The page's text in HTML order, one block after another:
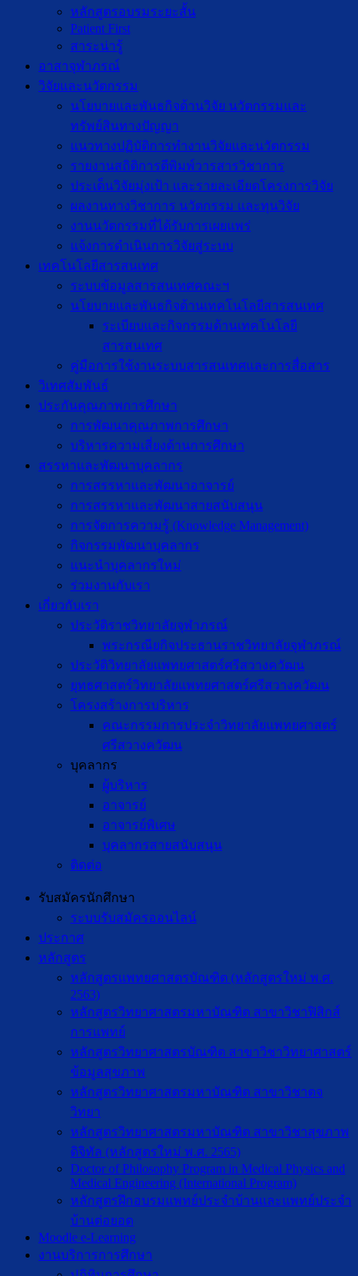
หลักสูตรอบรมระยะสั้น
Patient First
สาระน่ารู้
อาสาจุฬาภรณ์
วิจัยและนวัตกรรม
นโยบายและพันธกิจด้านวิจัย นวัตกรรมและ
ทรัพย์สินทางปัญญา
แนวทางปฏิบัติการทำงานวิจัยและนวัตกรรม
รายงานสถิติการตีพิมพ์วารสารวิชาการ
ประเด็นวิจัยมุ่งเป้า และรายละเอียดโครงการวิจัย
ผลงานทางวิชาการ นวัตกรรม และทุนวิจัย
งานนวัตกรรมที่ได้รับการเผยแพร่
แจ้งการดำเนินการวิจัยสู่ระบบ
เทคโนโลยีสารสนเทศ
ระบบข้อมูลสารสนเทศคณะฯ
นโยบายและพันธกิจด้านเทคโนโลยีสารสนเทศ
ระเบียบและกิจกรรมด้านเทคโนโลยี
สารสนเทศ
คู่มือการใช้งานระบบสารสนเทศและการสื่อสาร
วิเทศสัมพันธ์
ประกันคุณภาพการศึกษา
การพัฒนาคุณภาพการศึกษา
บริหารความเสี่ยงด้านการศึกษา
สรรหาและพัฒนาบุคลากร
การสรรหาและพัฒนาอาจารย์
การสรรหาและพัฒนาสายสนับสนุน
การจัดการความรู้ (Knowledge Management)
กิจกรรมพัฒนาบุคลากร
แนะนำบุคลากรใหม่
ร่วมงานกับเรา
เกี่ยวกับเรา
ประวัติราชวิทยาลัยจุฬาภรณ์
พระกรณียกิจประธานราชวิทยาลัยจุฬาภรณ์
ประวัติวิทยาลัยแพทยศาสตร์ศรีสวางควัฒน
ยุทธศาสตร์วิทยาลัยแพทยศาสตร์ศรีสวางควัฒน
โครงสร้างการบริหาร
คณะกรรมการประจำวิทยาลัยแพทยศาสตร์
ศรีสวางควัฒน
บุคลากร
ผู้บริหาร
อาจารย์
อาจารย์พิเศษ
บุคลากรสายสนับสนุน
ติดต่อ
รับสมัครนักศึกษา
ระบบรับสมัครออนไลน์
ประกาศ
หลักสูตร
หลักสูตรแพทยศาสตรบัณฑิต (หลักสูตรใหม่ พ.ศ.
2563)
หลักสูตรวิทยาศาสตรมหาบัณฑิต สาขาวิชาฟิสิกส์
การแพทย์
หลักสูตรวิทยาศาสตรบัณฑิต สาขาวิชาวิทยาศาสตร์
ข้อมูลสุขภาพ
หลักสูตรวิทยาศาสตรมหาบัณฑิต สาขาวิชาตจ
วิทยา
หลักสูตรวิทยาศาสตรมหาบัณฑิต สาขาวิชาสุขภาพ
ดิจิทัล (หลักสูตรใหม่ พ.ศ. 2565)
Doctor of Philosophy Program in Medical Physics and
Medical Engineering (International Program)
หลักสูตรฝึกอบรมแพทย์ประจำบ้านและแพทย์ประจำ
บ้านต่อยอด
Moodle e-Learning
งานบริการการศึกษา